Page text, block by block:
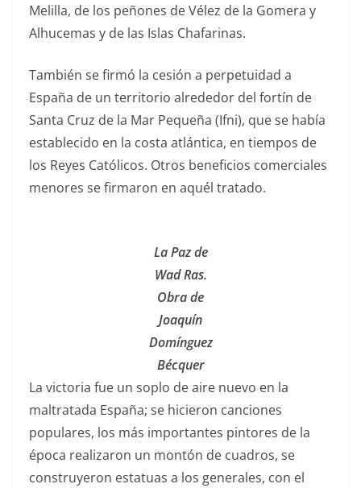
Melilla, de los peñones de Vélez de la Gomera y
Alhucemas y de las Islas Chafarinas.
También se firmó la cesión a perpetuidad a
España de un territorio alrededor del fortín de
Santa Cruz de la Mar Pequeña (Ifni), que se había
establecido en la costa atlántica, en tiempos de
los Reyes Católicos. Otros beneficios comerciales
menores se firmaron en aquél tratado.
La Paz de
Wad Ras.
Obra de
Joaquín
Domínguez
Bécquer
La victoria fue un soplo de aire nuevo en la
maltratada España; se hicieron canciones
populares, los más importantes pintores de la
época realizaron un montón de cuadros, se
construyeron estatuas a los generales, con el